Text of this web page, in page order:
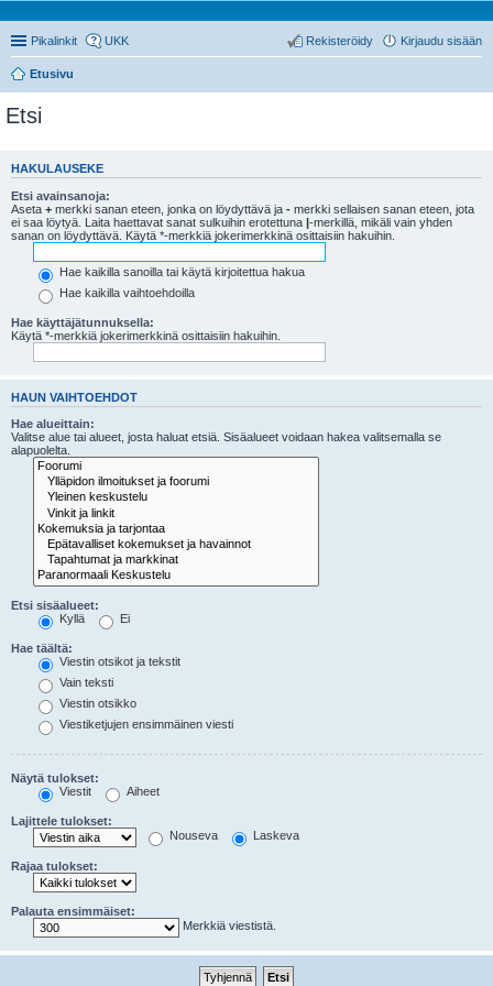
Pikalinkit UKK Kirjaudu sisään
Rekisteröidy
Etusivu
Etsi
HAKULAUSEKE
Etsi avainsanoja:
Aseta + merkki sanan eteen, jonka on löydyttävä ja - merkki sellaisen sanan eteen, jota
ei saa löytyä. Laita haettavat sanat sulkuihin erotettuna |-merkillä, mikäli vain yhden
sanan on löydyttävä. Käytä *-merkkiä jokerimerkkinä osittaisiin hakuihin.
Hae kaikilla sanoilla tai käytä kirjoitettua hakua
Hae kaikilla vaihtoehdoilla
Hae käyttäjätunnuksella:
Käytä *-merkkiä jokerimerkkinä osittaisiin hakuihin.
HAUN VAIHTOEHDOT
Hae alueittain:
Valitse alue tai alueet, josta haluat etsiä. Sisäalueet voidaan hakea valitsemalla se
alapuolelta.
Etsi sisäalueet:
Kyllä
Ei
Hae täältä:
Viestin otsikot ja tekstit
Vain teksti
Viestin otsikko
Viestiketjujen ensimmäinen viesti
Näytä tulokset:
Viestit
Aiheet
Lajittele tulokset:
Nouseva
Laskeva
Rajaa tulokset:
Palauta ensimmäiset:
Merkkiä viestistä.